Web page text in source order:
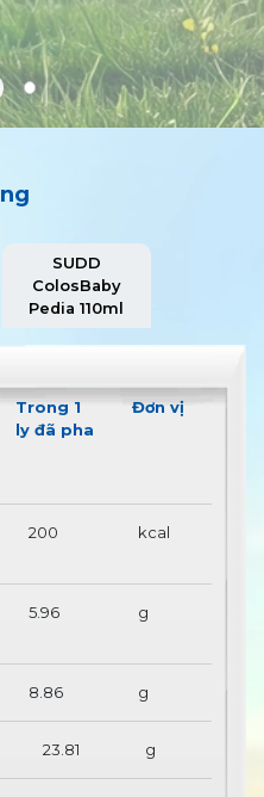
Trong 1
ly đã pha
Đơn vị
200 kcal
5.96 g
8.86 g
23.81 g
SUDD
ColosBaby
Pedia 110ml